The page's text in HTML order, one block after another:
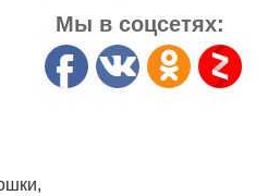
Мы в соцсетях: